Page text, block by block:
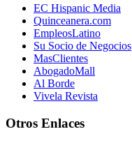
EC Hispanic Media
Quinceanera.com
EmpleosLatino
Su Socio de Negocios
MasClientes
AbogadoMall
Al Borde
Vivela Revista
Otros Enlaces